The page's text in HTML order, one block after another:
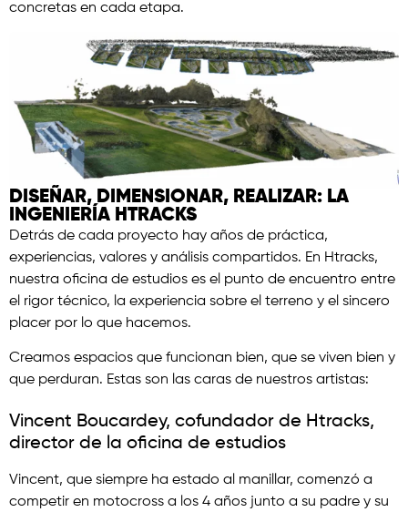
concretas en cada etapa.
DISEÑAR, DIMENSIONAR, REALIZAR: LA
INGENIERÍA HTRACKS
Detrás de cada proyecto hay años de práctica,
experiencias, valores y análisis compartidos. En Htracks,
nuestra oficina de estudios es el punto de encuentro entre
el rigor técnico, la experiencia sobre el terreno y el sincero
placer por lo que hacemos.
Creamos espacios que funcionan bien, que se viven bien y
que perduran. Estas son las caras de nuestros artistas:
Vincent Boucardey, cofundador de Htracks,
director de la oficina de estudios
Vincent, que siempre ha estado al manillar, comenzó a
competir en motocross a los 4 años junto a su padre y su